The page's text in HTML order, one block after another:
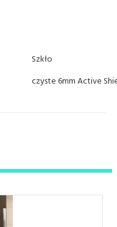
Szkło
czyste 6mm Active